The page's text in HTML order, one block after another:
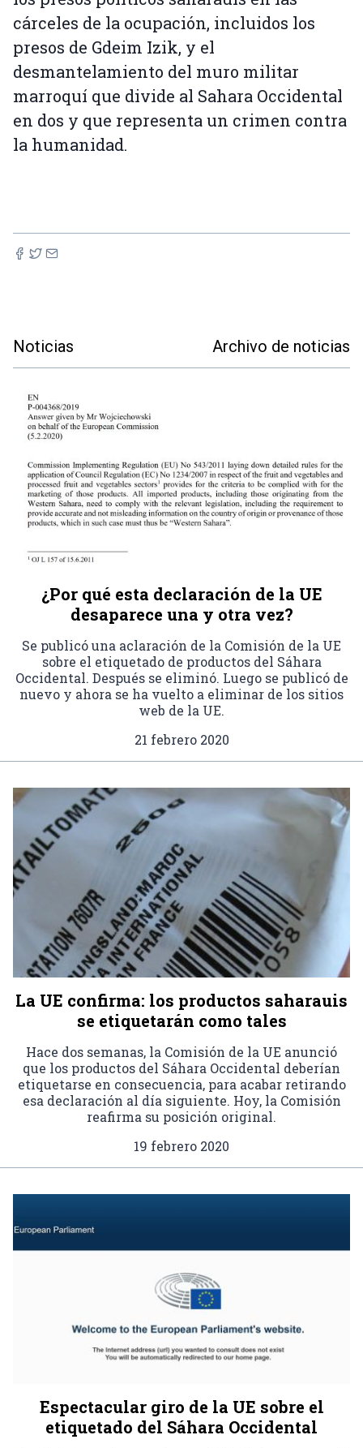
cárceles de la ocupación, incluidos los
presos de Gdeim Izik, y el
desmantelamiento del muro militar
marroquí que divide al Sahara Occidental
en dos y que representa un crimen contra
la humanidad.
Noticias Archivo de noticias
¿Por qué esta declaración de la UE
desaparece una y otra vez?
Se publicó una aclaración de la Comisión de la UE
sobre el etiquetado de productos del Sáhara
Occidental. Después se eliminó. Luego se publicó de
nuevo y ahora se ha vuelto a eliminar de los sitios
web de la UE.
21 febrero 2020
La UE confirma: los productos saharauis
se etiquetarán como tales
Hace dos semanas, la Comisión de la UE anunció
que los productos del Sáhara Occidental deberían
etiquetarse en consecuencia, para acabar retirando
esa declaración al día siguiente. Hoy, la Comisión
reafirma su posición original.
19 febrero 2020
Espectacular giro de la UE sobre el
etiquetado del Sáhara Occidental